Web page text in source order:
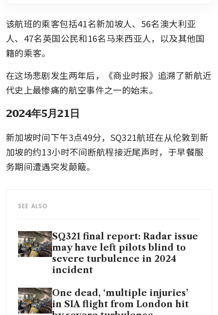
该航班的乘客包括41名新加坡人、56名澳大利亚
人、47名英国公民和16名马来西亚人，以及其他国
籍的乘客。
在这场悲剧发生两年后，《商业时报》追溯了新航近
代史上最惨痛的航空事件之一的始末。
2024年5月21日
新加坡时间下午3点49分，SQ321航班在从伦敦到新
加坡的约13小时不间断航程接近尾声时，于早餐服
务期间遭遇突发颠簸。
SEE ALSO
SQ321 final report: Radar issue
may have left pilots blind to
severe turbulence in 2024
incident
One dead, ‘multiple injuries’
in SIA flight from London hit